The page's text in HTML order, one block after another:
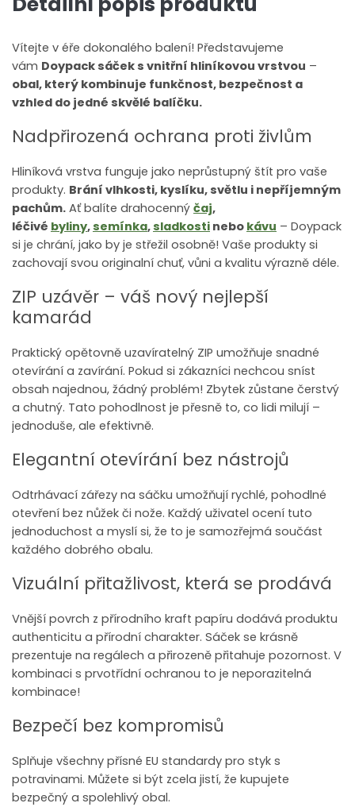
Vítejte v éře dokonalého balení! Představujeme
vám Doypack sáček s vnitřní hliníkovou vrstvou –
obal, který kombinuje funkčnost, bezpečnost a
vzhled do jedné skvělé balíčku.
Nadpřirozená ochrana proti živlům
Hliníková vrstva funguje jako neprůstupný štít pro vaše
produkty. Brání vlhkosti, kyslíku, světlu i nepříjemným
pachům. Ať balíte drahocenný čaj,
léčivé byliny,semínka,sladkosti nebo kávu – Doypack
si je chrání, jako by je střežil osobně! Vaše produkty si
zachovají svou originalní chuť, vůni a kvalitu výrazně déle.
ZIP uzávěr – váš nový nejlepší
kamarád
Praktický opětovně uzavíratelný ZIP umožňuje snadné
otevírání a zavírání. Pokud si zákazníci nechcou sníst
obsah najednou, žádný problém! Zbytek zůstane čerstvý
a chutný. Tato pohodlnost je přesně to, co lidi milují –
jednoduše, ale efektivně.
Elegantní otevírání bez nástrojů
Odtrhávací zářezy na sáčku umožňují rychlé, pohodlné
otevření bez nůžek či nože. Každý uživatel ocení tuto
jednoduchost a myslí si, že to je samozřejmá součást
každého dobrého obalu.
Vizuální přitažlivost, která se prodává
Vnější povrch z přírodního kraft papíru dodává produktu
authenticitu a přírodní charakter. Sáček se krásně
prezentuje na regálech a přirozeně přitahuje pozornost. V
kombinaci s prvotřídní ochranou to je neporazitelná
kombinace!
Bezpečí bez kompromisů
Splňuje všechny přísné EU standardy pro styk s
potravinami. Můžete si být zcela jistí, že kupujete
bezpečný a spolehlivý obal.